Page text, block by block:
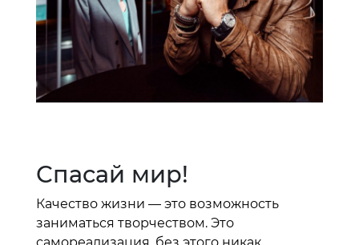
Спасай мир!
Качество жизни — это возможность
заниматься творчеством. Это